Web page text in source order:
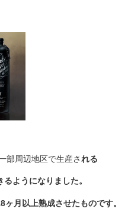
部周辺地区で生産される
ようになりました。
月以上熟成させたものです。